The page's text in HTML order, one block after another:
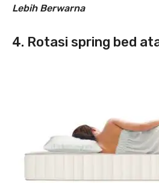
Lebih Berwarna
4. Rotasi spring bed